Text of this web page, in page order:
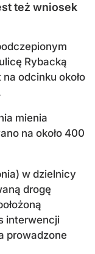
też wniosek
Rybacką
odcinku około
mienia
na około 400
w dzielnicy
drogę
interwencji
prowadzone